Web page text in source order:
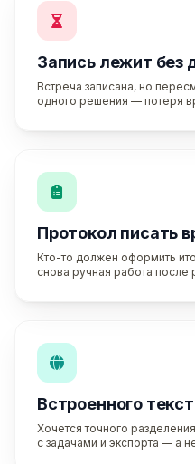
Запись лежит без
Встреча записана, но
одного решения — потеря
Протокол писать
Кто-то должен оформить
снова ручная работа после
Встроенного
Хочется точного
с задачами и экспорта — а